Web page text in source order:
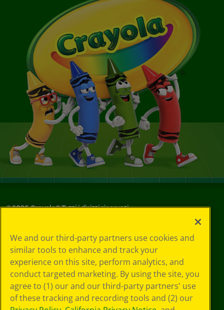
©2026Crayola® Tutti i diritti riservati.
in materia di
privacy
Informativa sulla
privacy
Termini SMS
GDPR
Informativa sulla
We and our third-party partners use cookies and
similar tools to enhance and track your
experience on this site, perform analytics, and
conduct targeted marketing. By using the site, you
agree to (1) our and our third-party partners' use
of these tracking and recording tools and (2) our